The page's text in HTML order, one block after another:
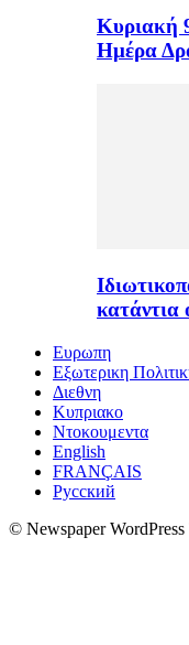
Κυριακή
Ημέρα
κατάντια
Ευρωπη
Εξωτερικη
Διεθνη
Κυπριακο
Ντοκουμεντα
English
FRANÇAIS
Русский
© Newspaper